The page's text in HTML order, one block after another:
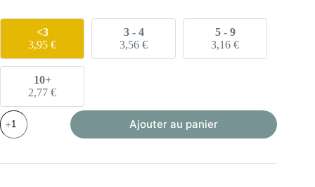
<3
3,95 €
3 - 4
3,56 €
5 - 9
3,16 €
10+
2,77 €
quantité
de
VSP
Iris
Ajouter au panier